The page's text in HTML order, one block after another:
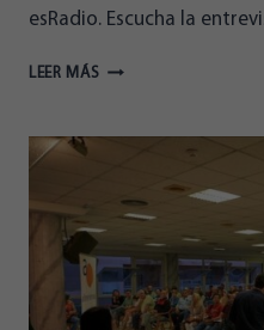
esRadio. Escucha la
LEER MÁS JOSÉ
ALCALDÍA
ALMERÍA,
EN
EL